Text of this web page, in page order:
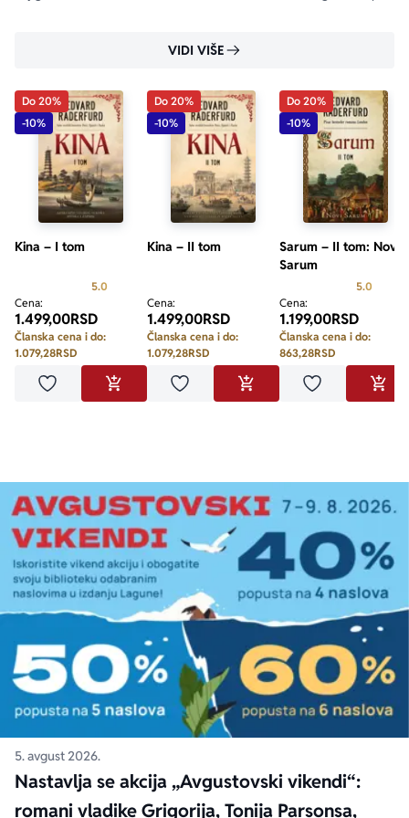
VIDI VIŠE
Do 20%
-10%
Kina – I tom
5.0
Cena:
1.499,00RSD
Članska cena i do:
1.079,28RSD
Dodaj u omiljeneDODAJ U KORPU
Do 20%
-10%
Kina – II tom
Cena:
1.499,00RSD
Članska cena i do:
1.079,28RSD
Dodaj u omiljeneDODAJ U KORPU
Do 20%
-10%
Sarum – II tom: Novi
Sarum
5.0
Cena:
1.199,00RSD
Članska cena i do:
863,28RSD
Dodaj u
5. avgust 2026.
Nastavlja se akcija „Avgustovski vikendi“:
romani vladike Grigorija, Tonija Parsonsa,